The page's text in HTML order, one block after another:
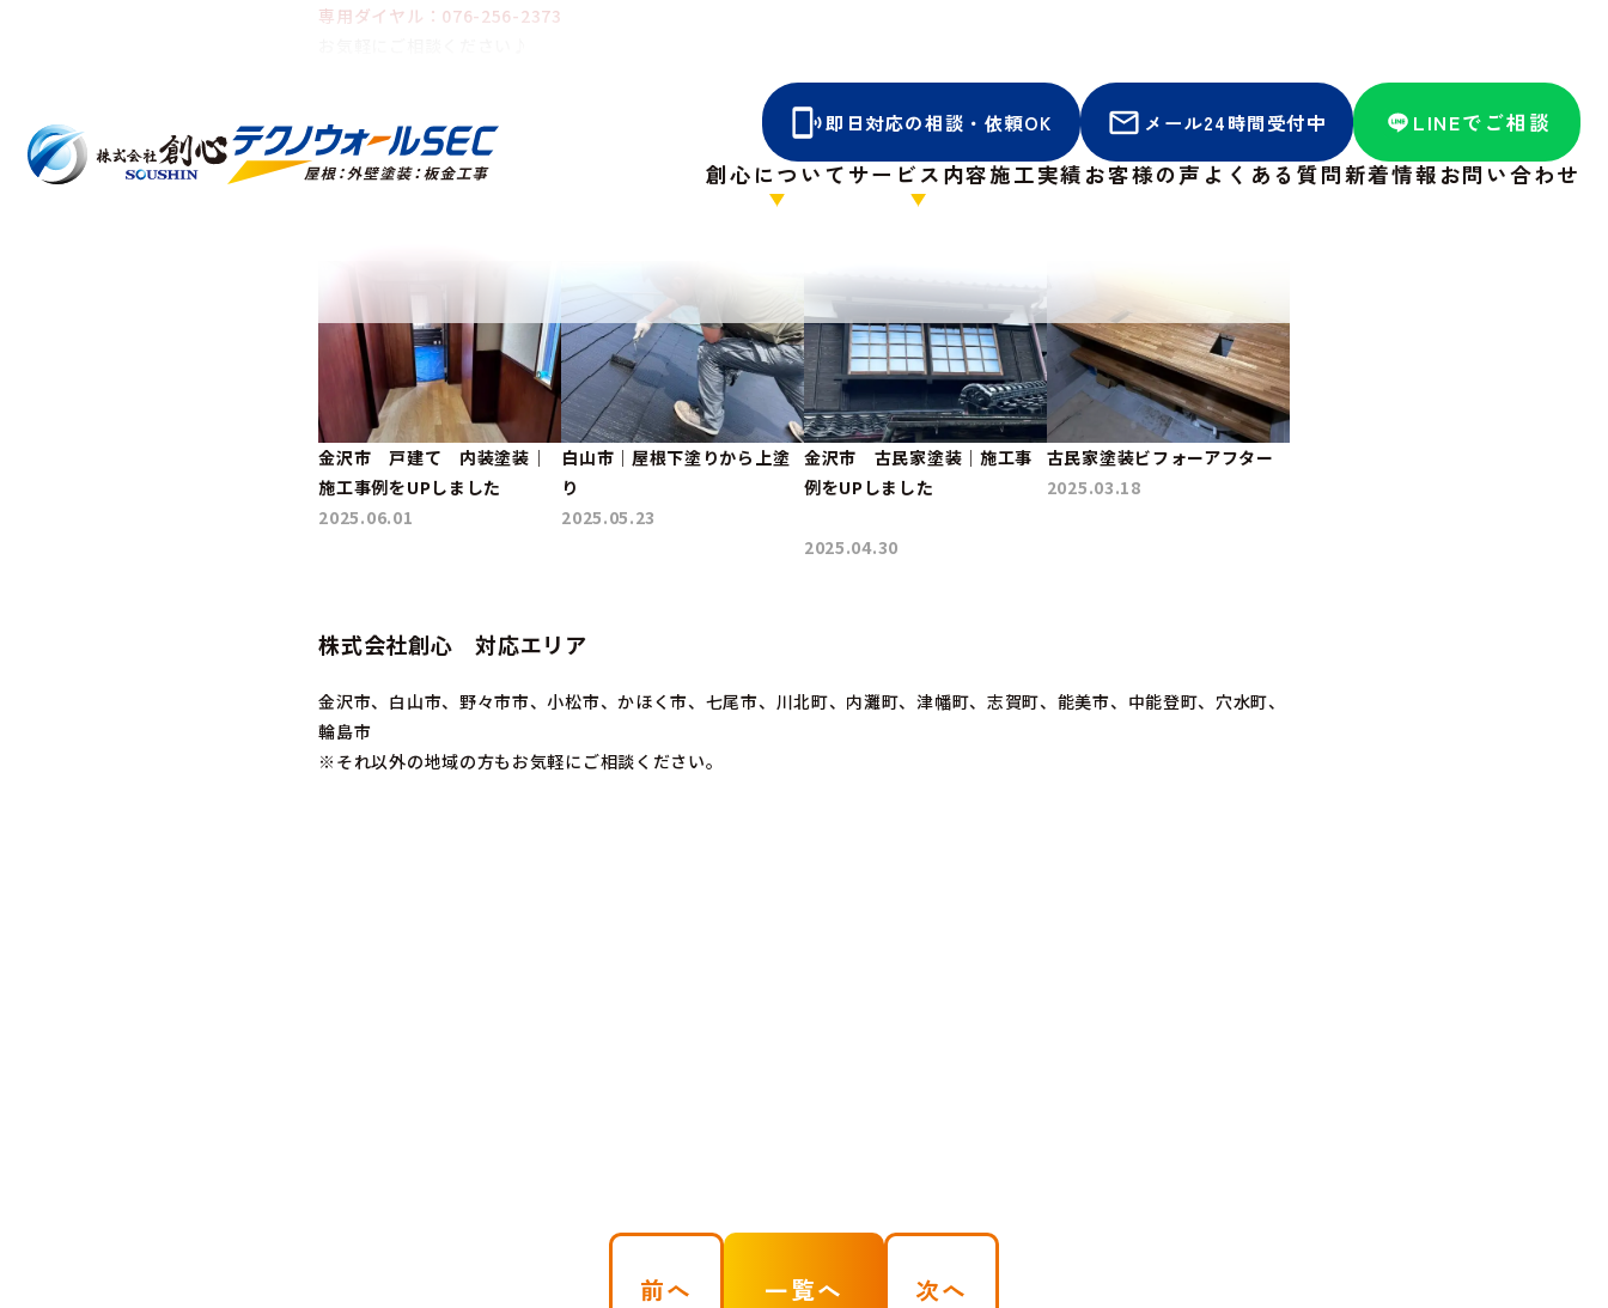
即日対応の相談・依頼OK メール24時間受付中 LINEでご相談
創心について サービス内容施工実績 お客様の声 よくある質問新着情報 お問い合わせ
専用ダイヤル：076-256-2373
金沢市 戸建て 内装塗装｜
施工事例をUPしました
2025.06.01
白山市｜屋根下塗りから上塗
り
2025.05.23
金沢市 古民家塗装｜施工事
例をUPしました
2025.04.30
古民家塗装ビフォーアフター
2025.03.18
株式会社創心 対応エリア
金沢市、白山市、野々市市、小松市、かほく市、七尾市、川北町、内灘町、津幡町、志賀町、能美市、中能登町、穴水町、
輪島市
※それ以外の地域の方もお気軽にご相談ください。
前へ 一覧へ 次へ